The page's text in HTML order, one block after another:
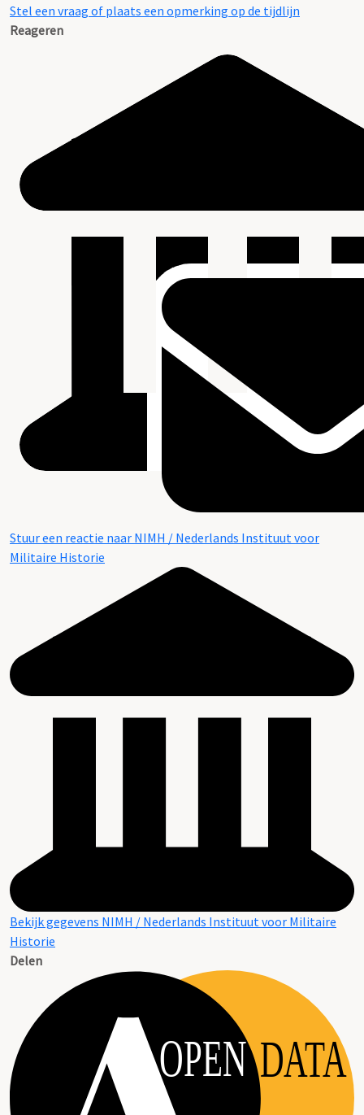
Stel een vraag of plaats een opmerking op de tijdlijn
Reageren
Stuur een reactie naar NIMH / Nederlands Instituut voor
Militaire Historie
Bekijk gegevens NIMH / Nederlands Instituut voor Militaire
Historie
Delen
OPEN DATA